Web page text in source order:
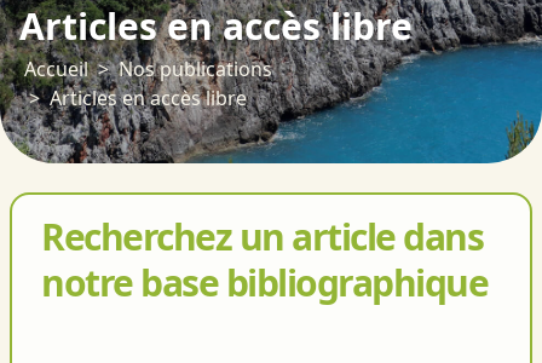
Articles en accès libre
Accueil
Nos publications
Articles en accès libre
Recherchez un article dans
notre base bibliographique